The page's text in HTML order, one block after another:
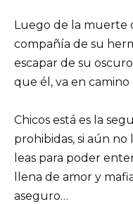
Luego de la muerte
compañía de su
escapar de su
que él, va en camino
Chicos está es la
prohibidas, si aún no
leas para poder
llena de amor y
aseguro…